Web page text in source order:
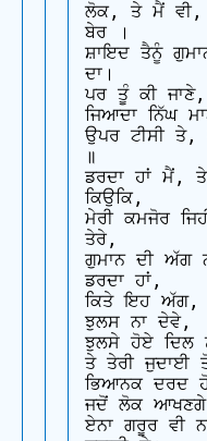
ਲੋਕ, ਤੇ ਮੈਂ ਵੀ,
ਬੇਰ ।
ਸ਼ਾਇਦ ਤੈਨੂੰ
ਦਾ।
ਪਰ ਤੂੰ ਕੀ
ਜਿਆਦਾ ਨਿੱਘ
ਉਪਰ ਟੀਸੀ ਤੇ,
॥
ਡਰਦਾ ਹਾਂ ਮੈਂ,
ਕਿਉਕਿ,
ਮੇਰੀ ਕਮਜੋਰ
ਤੇਰੇ,
ਗੁਮਾਨ ਦੀ ਅੱਗ
ਡਰਦਾ ਹਾਂ,
ਕਿਤੇ ਇਹ ਅੱਗ,
ਝੁਲਸ ਨਾ ਦੇਵੇ,
ਝੁਲਸੇ ਹੋਏ ਦਿਲ
ਤੇ ਤੇਰੀ ਜੁਦਾਈ
ਭਿਆਨਕ ਦਰਦ
ਜਦੋਂ ਲੋਕ
ਏਨਾ ਗਰੂਰ ਵੀ